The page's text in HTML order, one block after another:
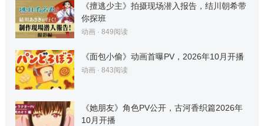
《擅逃少主》拍摄现场潜入报告，结川朝希带
你探班
动画· 849阅读
《面包小偷》动画首曝PV，2026年10月开播
动画· 843阅读
《她朋友》角色PV公开，古河香织篇2026年
10月开播